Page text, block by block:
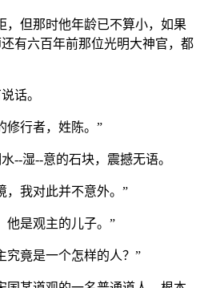
，但那时他年龄已不算小，如果
有六百年前那位光明大神官，都
话。
修行者，姓陈。”
--湿--意的石块，震撼无语。
，我对此并不意外。”
他是观主的儿子。”
究竟是一个怎样的人？”